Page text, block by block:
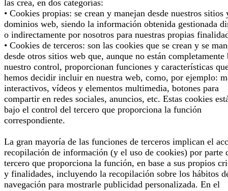
las crea, en dos categorías:
• Cookies propias: se crean y manejan desde nuestros sitios
dominios web, siendo la información obtenida gestionada
o indirectamente por nosotros para nuestras propias
• Cookies de terceros: son las cookies que se crean y se
desde otros sitios web que, aunque no están completamente
nuestro control, proporcionan funciones y características
hemos decidir incluir en nuestra web, como, por ejemplo:
interactivos, vídeos y elementos multimedia, botones para
compartir en redes sociales, anuncios, etc. Estas cookies
bajo el control del tercero que proporciona la función
correspondiente.
La gran mayoría de las funciones de terceros implican el
recopilación de información (y el uso de cookies) por parte
tercero que proporciona la función, en base a sus propios
y finalidades, incluyendo la recopilación sobre los hábitos
navegación para mostrarle publicidad personalizada. En el